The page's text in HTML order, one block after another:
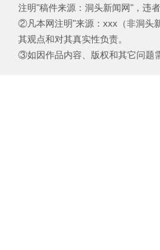
注明"稿件来源：洞头新闻网"，违
②凡本网注明"来源：xxx（非洞头
其观点和对其真实性负责。
③如因作品内容、版权和其它问题